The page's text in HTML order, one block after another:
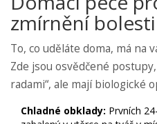
zmírnění bolesti
To, co uděláte doma, má na
Zde jsou osvědčené
radami“, ale mají biologické
Chladné obklady: Prvních